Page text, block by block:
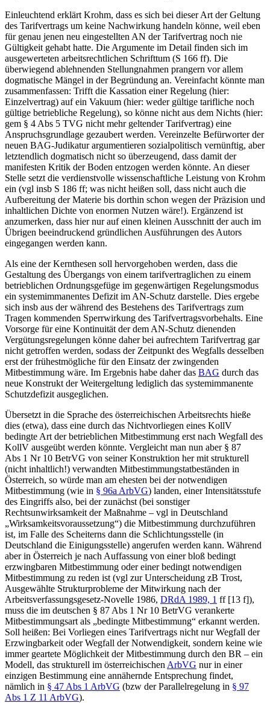
Einleuchtend erklärt Krohm, dass es sich bei dieser Art der Geltung
des Tarifvertrags um keine Nachwirkung handeln könne, weil eben
für genau jenen neu eingestellten AN der Tarifvertrag noch nie
Gültigkeit gehabt hatte. Die Argumente im Detail finden sich im
ausgewerteten arbeitsrechtlichen Schrifttum (S 166 ff). Die
überwiegend ablehnenden Stellungnahmen prangern vor allem
dogmatische Mängel in der Begründung an. Vereinfacht könnte man
zusammenfassen: Trifft die Kassation einer Regelung (hier:
Einzelvertrag) auf ein Vakuum (hier: weder gültige tarifliche noch
gültige betriebliche Regelung), so könne nicht aus dem Nichts (hier:
gem § 4 Abs 5 TVG nicht mehr geltender Tarifvertrag) eine
Anspruchsgrundlage gezaubert werden. Vereinzelte Befürworter der
neuen BAG-Judikatur argumentieren sozialpolitisch vernünftig, aber
letztendlich dogmatisch nicht so überzeugend, dass damit der
manifesten Kritik der Boden entzogen werden könnte. An dieser
Stelle setzt die verdienstvolle wissenschaftliche Leistung von Krohm
ein (vgl insb S 186 ff; was nicht heißen soll, dass nicht auch die
Aufbereitung der Materie bis dorthin schon wegen der Präzision und
inhaltlichen Dichte von enormen Nutzen wäre!). Ergänzend ist
anzumerken, dass hier nur auf einen kleinen Ausschnitt der auch im
Übrigen beeindruckend gründlichen Ausführungen des Autors
eingegangen werden kann.
Als eine der Kernthesen soll hervorgehoben werden, dass die
Gestaltung des Übergangs von einem tarifvertraglichen zu einem
betrieblichen Ordnungsgefüge im gegenwärtigen Regelungsmodus
ein systemimmanentes Defizit im AN-Schutz darstelle. Dies ergebe
sich insb aus der während des Bestehens des Tarifvertrags zum
Tragen kommenden Sperrwirkung des Tarifvertragsvorbehalts. Eine
Vorsorge für eine Kontinuität der dem AN-Schutz dienenden
Vergütungsregelungen könne daher bei aufrechtem Tarifvertrag gar
nicht getroffen werden, sodass der Zeitpunkt des Wegfalls desselben
erst der frühestmögliche für den Einsatz der zwingenden
Mitbestimmung wäre. Im Ergebnis habe daher das BAG durch das
neue Konstrukt der Weitergeltung lediglich das systemimmanente
Schutzdefizit ausgeglichen.
Übersetzt in die Sprache des österreichischen Arbeitsrechts hieße
dies (etwa), dass eine durch das Nichtvorliegen eines KollV
bedingte Art der betrieblichen Mitbestimmung erst nach Wegfall des
KollV ausgeübt werden könnte. Vergleicht man nun aber § 87
Abs 1 Nr 10 BetrVG von seiner Konstruktion her mit strukturell
(nicht inhaltlich!) verwandten Mitbestimmungstatbeständen in
Österreich, so würde man am ehesten bei der notwendigen
Mitbestimmung (wie in § 96a ArbVG) landen, einer Intensitätsstufe
des Eingriffs also, bei der zunächst (bei sonstiger
Rechtsunwirksamkeit der Maßnahme – vgl in Deutschland
„Wirksamkeitsvoraussetzung“) die Mitbestimmung durchzuführen
ist, im Falle des Scheiterns dann die Schlichtungsstelle (in
Deutschland die Einigungsstelle) angerufen werden kann. Während
aber in Österreich je nach Auffassung von einer bloß bedingt
erzwingbaren Mitbestimmung oder einer bedingt notwendigen
Mitbestimmung zu reden ist (vgl zur Unterscheidung zB Trost,
Ausgewählte Strukturprobleme der Mitwirkung nach der
Arbeitsverfassungsgesetz-Novelle 1986, DRdA 1989, 1 ff [13 f]),
muss die im deutschen § 87 Abs 1 Nr 10 BetrVG verankerte
Mitbestimmungsart als „bedingte Mitbestimmung“ erkannt werden.
Soll heißen: Bei Vorliegen eines Tarifvertrags nicht nur Wegfall der
Erzwingbarkeit oder Wegfall der Notwendigkeit, sondern keine wie
immer geartete Möglichkeit der Mitbestimmung durch den BR – ein
Modell, das strukturell im österreichischen ArbVG nur in einer
einzigen Bestimmung eine annähernde Entsprechung findet,
nämlich in § 47 Abs 1 ArbVG (bzw der Parallelregelung in § 97
Abs 1 Z 11 ArbVG).